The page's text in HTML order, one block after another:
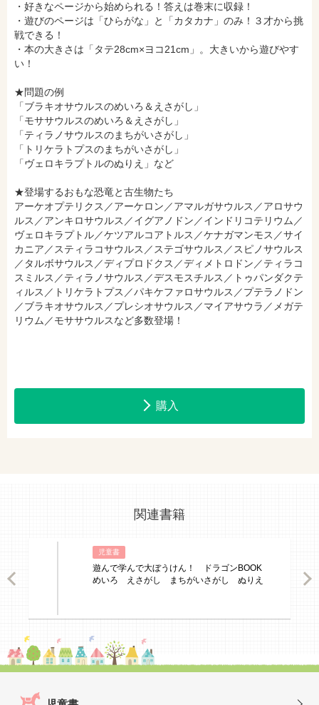
・好きなページから始められる！答えは巻末に収録！
・遊びのページは「ひらがな」と「カタカナ」のみ！３才から挑
戦できる！
・本の大きさは「タテ28cm×ヨコ21cm」。大きいから遊びやす
い！
★問題の例
「ブラキオサウルスのめいろ＆えさがし」
「モササウルスのめいろ＆えさがし」
「ティラノサウルスのまちがいさがし」
「トリケラトプスのまちがいさがし」
「ヴェロキラプトルのぬりえ」など
★登場するおもな恐竜と古生物たち
アーケオプテリクス／アーケロン／アマルガサウルス／アロサウ
ルス／アンキロサウルス／イグアノドン／インドリコテリウム／
ヴェロキラプトル／ケツアルコアトルス／ケナガマンモス／サイ
カニア／スティラコサウルス／ステゴサウルス／スピノサウルス
／タルボサウルス／ディプロドクス／ディメトロドン／ティラコ
スミルス／ティラノサウルス／デスモスチルス／トゥパンダクテ
ィルス／トリケラトプス／パキケファロサウルス／プテラノドン
／ブラキオサウルス／プレシオサウルス／マイアサウラ／メガテ
リウム／モササウルスなど多数登場！
購入
セブンネットショッピングで購入 紀伊國屋書店で購入
hontoで購入
関連書籍
児童書
遊んで学んで大ぼうけん！ ドラゴンBOOK
めいろ えさがし まちがいさがし ぬりえ